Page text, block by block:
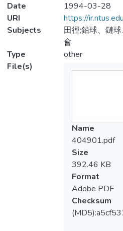
Date
1994-03-28
URI
https://
Subjects
田徑;鉛球、鏈
會
Type
other
File(s)
Name
404901.pdf
Size
392.46 KB
Format
Adobe PDF
Checksum